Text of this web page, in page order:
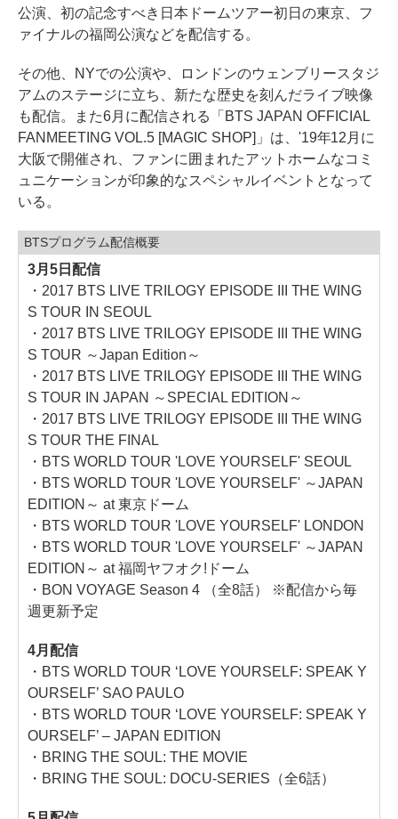
公演、初の記念すべき日本ドームツアー初日の東京、フ
ァイナルの福岡公演などを配信する。
その他、NYでの公演や、ロンドンのウェンブリースタジ
アムのステージに立ち、新たな歴史を刻んだライブ映像
も配信。また6月に配信される「BTS JAPAN OFFICIAL
FANMEETING VOL.5 [MAGIC SHOP]」は、'19年12月に
大阪で開催され、ファンに囲まれたアットホームなコミ
ュニケーションが印象的なスペシャルイベントとなって
いる。
BTSプログラム配信概要
3月5日配信
・2017 BTS LIVE TRILOGY EPISODE III THE WING
S TOUR IN SEOUL
・2017 BTS LIVE TRILOGY EPISODE III THE WING
S TOUR ～Japan Edition～
・2017 BTS LIVE TRILOGY EPISODE III THE WING
S TOUR IN JAPAN ～SPECIAL EDITION～
・2017 BTS LIVE TRILOGY EPISODE III THE WING
S TOUR THE FINAL
・BTS WORLD TOUR 'LOVE YOURSELF' SEOUL
・BTS WORLD TOUR 'LOVE YOURSELF' ～JAPAN
EDITION～ at 東京ドーム
・BTS WORLD TOUR 'LOVE YOURSELF' LONDON
・BTS WORLD TOUR 'LOVE YOURSELF' ～JAPAN
EDITION～ at 福岡ヤフオク!ドーム
・BON VOYAGE Season 4 （全8話） ※配信から毎
週更新予定
4月配信
・BTS WORLD TOUR ‘LOVE YOURSELF: SPEAK Y
OURSELF’ SAO PAULO
・BTS WORLD TOUR ‘LOVE YOURSELF: SPEAK Y
OURSELF’ – JAPAN EDITION
・BRING THE SOUL: THE MOVIE
・BRING THE SOUL: DOCU-SERIES（全6話）